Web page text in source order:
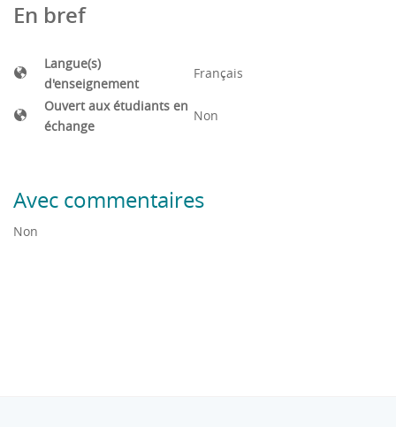
En bref
Langue(s)
d'enseignement
Français
Ouvert aux étudiants en
échange
Non
Avec commentaires
Non